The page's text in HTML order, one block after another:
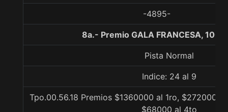
-4895-
8a.- Premio GALA FRANCESA,
Pista Normal
Indice: 24 al 9
Tpo.00.56.18 Premios $1360000 al 1ro, $272000
$68000 al 4to